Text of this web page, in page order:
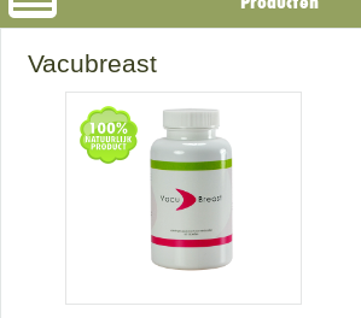
Vacubreast